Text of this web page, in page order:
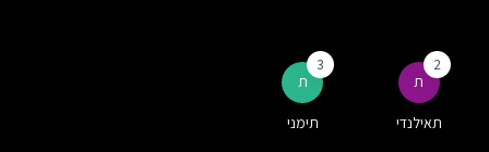
ת
2
תאילנדי
ת
3
תימני